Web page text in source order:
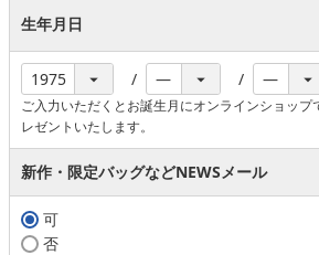
生年月日
ご入力いただくとお誕生月にオンラインショッ
レゼントいたします。
新作・限定バッグなどNEWSメール
可
否